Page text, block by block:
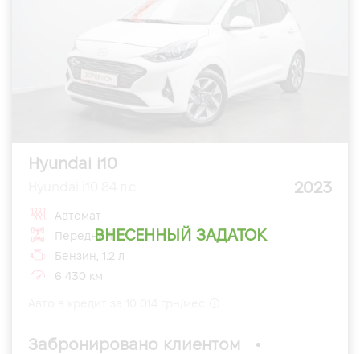
ВНЕСЕННЫЙ ЗАДАТОК
Hyundai i10
2023
Автомат
Передний
Бензин, 1.2 л
6 430 км
Забронировано клиентом